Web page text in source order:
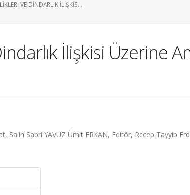
VE DINDARLIK İLIŞKIS...
İlişkisi Üzerine
Salih Sabri YAVUZ Ümit ERKAN, Editör, Recep Tayyip